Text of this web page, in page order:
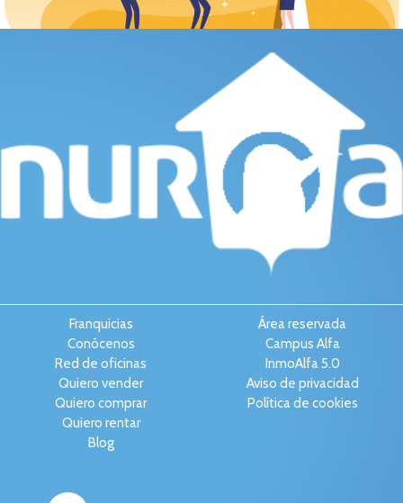
Franquicias
Conócenos
Red de oficinas
Quiero vender
Quiero comprar
Quiero rentar
Blog
Área reservada
Campus Alfa
InmoAlfa 5.0
Aviso de privacidad
Política de cookies